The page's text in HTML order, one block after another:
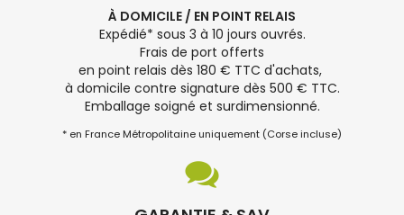
À DOMICILE / EN POINT RELAIS
Expédié* sous 3 à 10 jours ouvrés.
Frais de port offerts
en point relais dès 180 € TTC d'achats,
à domicile contre signature dès 500 € TTC.
Emballage soigné et surdimensionné.
* en France Métropolitaine uniquement (Corse incluse)